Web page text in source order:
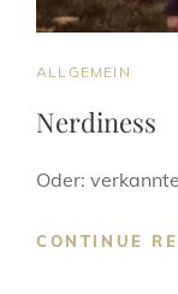
CAT
ALLGEMEIN
Nerdiness
Oder:
CONTINUE